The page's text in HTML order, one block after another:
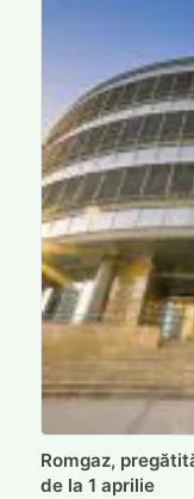
Romgaz,
de la 1 aprilie